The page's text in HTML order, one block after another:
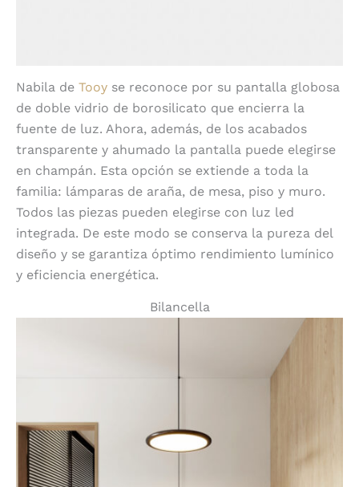
Nabila de Tooy se reconoce por su pantalla globosa
de doble vidrio de borosilicato que encierra la
fuente de luz. Ahora, además, de los acabados
transparente y ahumado la pantalla puede elegirse
en champán. Esta opción se extiende a toda la
familia: lámparas de araña, de mesa, piso y muro.
Todos las piezas pueden elegirse con luz led
integrada. De este modo se conserva la pureza del
diseño y se garantiza óptimo rendimiento lumínico
y eficiencia energética.
Bilancella